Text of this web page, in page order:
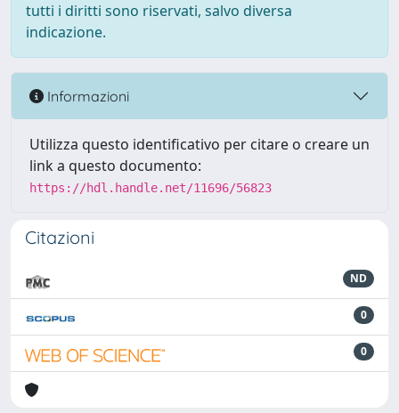
tutti i diritti sono riservati, salvo diversa
indicazione.
Informazioni
Utilizza questo identificativo per citare o creare un
link a questo documento:
https://hdl.handle.net/11696/56823
Citazioni
ND
0
0